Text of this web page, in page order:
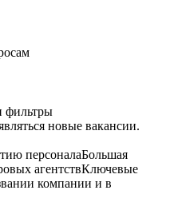
фильтры
новые вакансии.
персоналаБольшая
агентствКлючевые
компании и в